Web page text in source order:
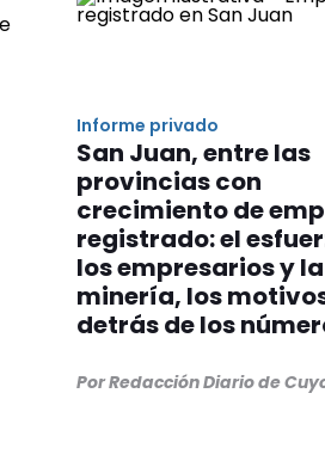
Informe privado
San Juan, entre las
provincias con
crecimiento de
registrado: el
los empresarios y la
minería, los
detrás de los
Por Redacción Diario de